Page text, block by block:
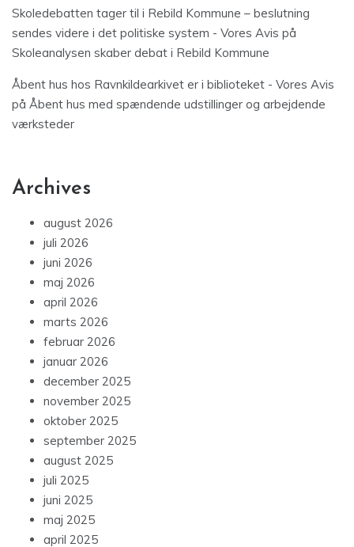
Skoledebatten tager til i Rebild Kommune – beslutning
sendes videre i det politiske system - Vores Avis på
Skoleanalysen skaber debat i Rebild Kommune
Åbent hus hos Ravnkildearkivet er i biblioteket - Vores Avis
på Åbent hus med spændende udstillinger og arbejdende
værksteder
Archives
august 2026
juli 2026
juni 2026
maj 2026
april 2026
marts 2026
februar 2026
januar 2026
december 2025
november 2025
oktober 2025
september 2025
august 2025
juli 2025
juni 2025
maj 2025
april 2025